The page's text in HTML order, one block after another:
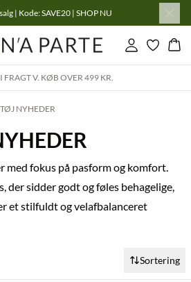
| Kode: SAVE20 | SHOP NU
Log ind
FRAGT V. KØB OVER 499 KR.
NYHEDER
med fokus på pasform og komfort.
der sidder godt og føles behagelige,
et stilfuldt og velafbalanceret
Sortering